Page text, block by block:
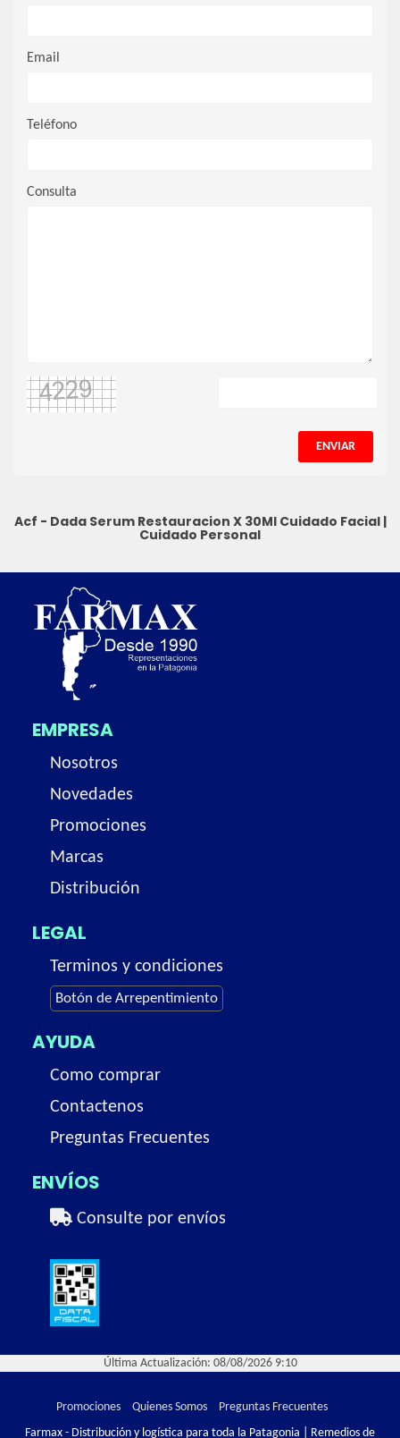
Email
Teléfono
Consulta
ENVIAR
Acf - Dada Serum Restauracion X 30Ml Cuidado Facial|
Cuidado Personal
EMPRESA
Nosotros
Novedades
Promociones
Marcas
Distribución
LEGAL
Terminos y condiciones
Botón de Arrepentimiento
AYUDA
Como comprar
Contactenos
Preguntas Frecuentes
ENVÍOS
Consulte por envíos
Última Actualización: 08/08/2026 9:10
Promociones Quienes Somos
Preguntas Frecuentes
Farmax - Distribución y logística para toda la Patagonia | Remedios de